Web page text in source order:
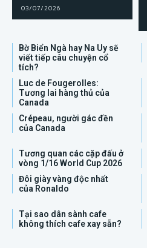
03/07/2026
Bờ Biển Ngà hay Na Uy sẽ
viết tiếp câu chuyện cổ
tích?
Luc de Fougerolles:
Tương lai hàng thủ của
Canada
Crépeau, người gác đền
của Canada
Tương quan các cặp đấu ở
vòng 1/16 World Cup 2026
Đôi giày vàng độc nhất
của Ronaldo
Tại sao dân sành cafe
không thích cafe xay sẵn?